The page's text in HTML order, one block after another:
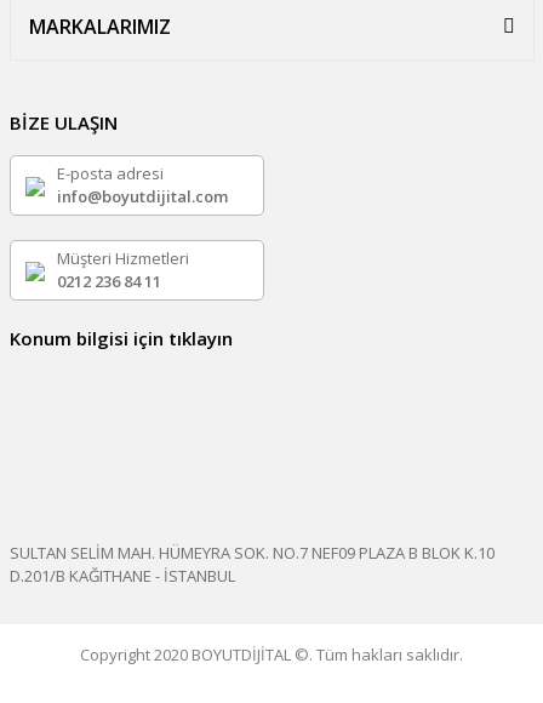
MARKALARIMIZ
BİZE ULAŞIN
E-posta adresi
info@boyutdijital.com
Müşteri Hizmetleri
0212 236 84 11
Konum bilgisi için tıklayın
SULTAN SELİM MAH. HÜMEYRA SOK. NO.7 NEF09 PLAZA B BLOK K.10
D.201/B KAĞITHANE - İSTANBUL
Copyright 2020 BOYUTDİJİTAL ©. Tüm hakları saklıdır.